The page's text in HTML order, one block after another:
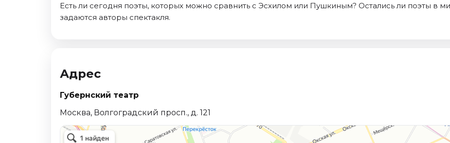
Сентябрь 2026
Есть ли сегодня поэты, которых можно сравнить с Эсхилом или Пушкиным? Остались ли поэты в
задаются авторы спектакля.
Адрес
Губернский театр
Москва, Волгоградский просп., д. 121